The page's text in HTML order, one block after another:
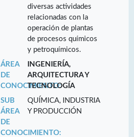
diversas actividades
relacionadas con la
operación de plantas
de procesos químicos
y petroquímicos.
ÁREA
DE
CONOCIMIENTO:
INGENIERÍA,
ARQUITECTURA Y
TECNOLOGÍA
SUB
ÁREA
DE
CONOCIMIENTO:
QUÍMICA, INDUSTRIA
Y PRODUCCIÓN